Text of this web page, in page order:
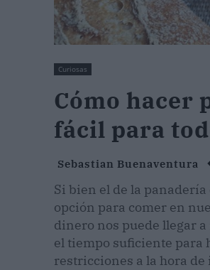
Curiosas
Cómo hacer
fácil para
Sebastian Buenaventura
Si bien el de la
opción para comer en
dinero nos puede llegar
el tiempo suficiente para
restricciones a la hora